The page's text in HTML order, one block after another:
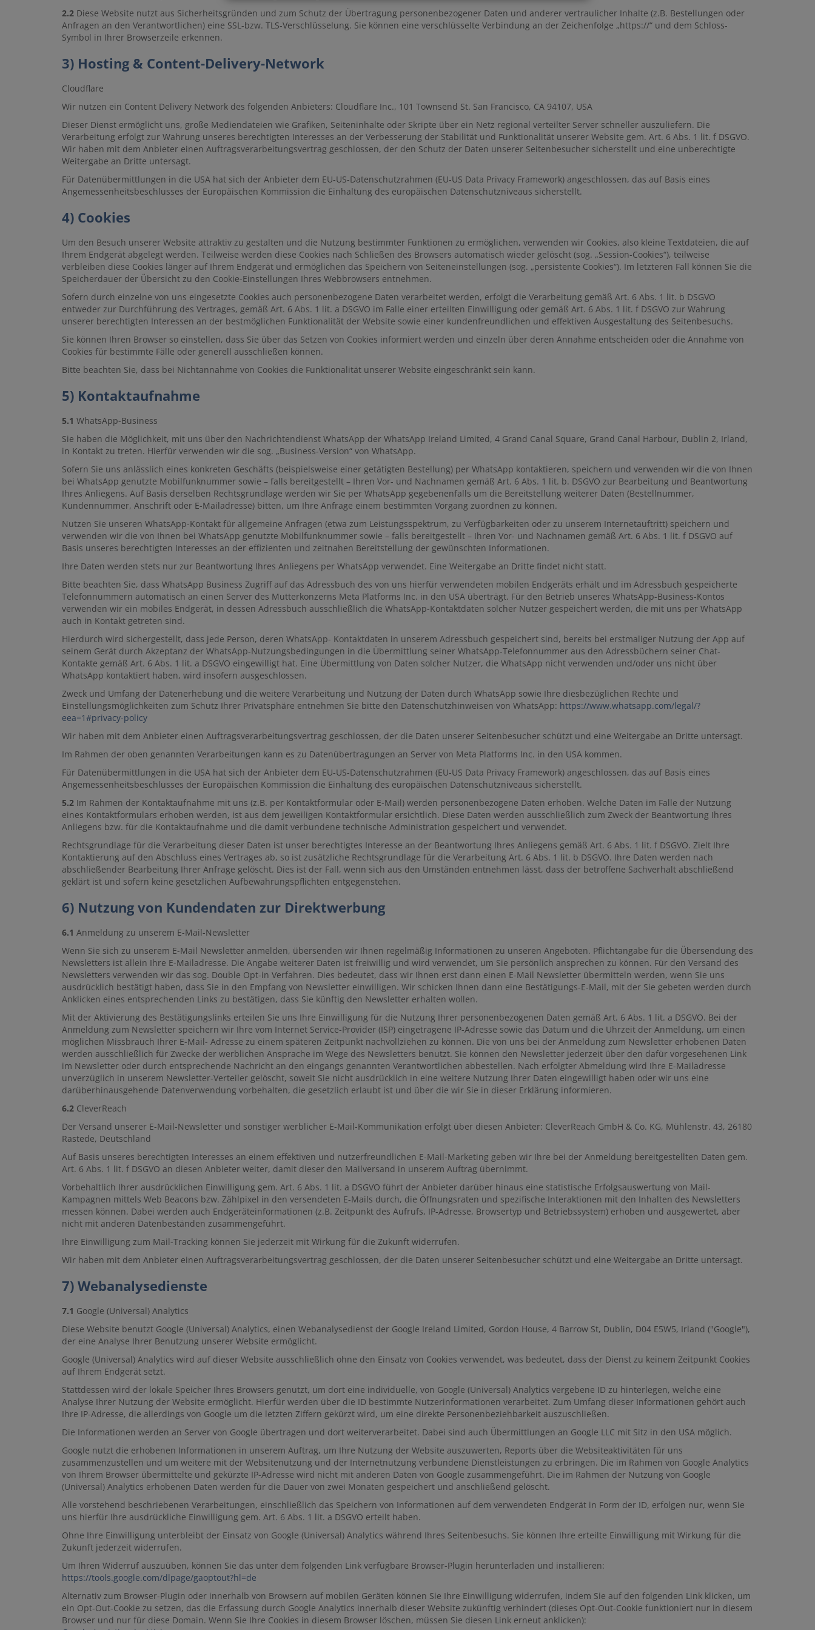
2.2 Diese Website nutzt aus Sicherheitsgründen und zum Schutz der Übertragung personenbezogener Daten und anderer vertraulicher Inhalte (z.B. Bestellungen oder
Anfragen an den Verantwortlichen) eine SSL-bzw. TLS-Verschlüsselung. Sie können eine verschlüsselte Verbindung an der Zeichenfolge „https://“ und dem Schloss-
Symbol in Ihrer Browserzeile erkennen.
3) Hosting & Content-Delivery-Network
Cloudflare
Wir nutzen ein Content Delivery Network des folgenden Anbieters: Cloudflare Inc., 101 Townsend St. San Francisco, CA 94107, USA
Dieser Dienst ermöglicht uns, große Mediendateien wie Grafiken, Seiteninhalte oder Skripte über ein Netz regional verteilter Server schneller auszuliefern. Die
Verarbeitung erfolgt zur Wahrung unseres berechtigten Interesses an der Verbesserung der Stabilität und Funktionalität unserer Website gem. Art. 6 Abs. 1 lit. f DSGVO.
Wir haben mit dem Anbieter einen Auftragsverarbeitungsvertrag geschlossen, der den Schutz der Daten unserer Seitenbesucher sicherstellt und eine unberechtigte
Weitergabe an Dritte untersagt.
Für Datenübermittlungen in die USA hat sich der Anbieter dem EU-US-Datenschutzrahmen (EU-US Data Privacy Framework) angeschlossen, das auf Basis eines
Angemessenheitsbeschlusses der Europäischen Kommission die Einhaltung des europäischen Datenschutzniveaus sicherstellt.
4) Cookies
Um den Besuch unserer Website attraktiv zu gestalten und die Nutzung bestimmter Funktionen zu ermöglichen, verwenden wir Cookies, also kleine Textdateien, die auf
Ihrem Endgerät abgelegt werden. Teilweise werden diese Cookies nach Schließen des Browsers automatisch wieder gelöscht (sog. „Session-Cookies“), teilweise
verbleiben diese Cookies länger auf Ihrem Endgerät und ermöglichen das Speichern von Seiteneinstellungen (sog. „persistente Cookies“). Im letzteren Fall können Sie die
Speicherdauer der Übersicht zu den Cookie-Einstellungen Ihres Webbrowsers entnehmen.
Sofern durch einzelne von uns eingesetzte Cookies auch personenbezogene Daten verarbeitet werden, erfolgt die Verarbeitung gemäß Art. 6 Abs. 1 lit. b DSGVO
entweder zur Durchführung des Vertrages, gemäß Art. 6 Abs. 1 lit. a DSGVO im Falle einer erteilten Einwilligung oder gemäß Art. 6 Abs. 1 lit. f DSGVO zur Wahrung
unserer berechtigten Interessen an der bestmöglichen Funktionalität der Website sowie einer kundenfreundlichen und effektiven Ausgestaltung des Seitenbesuchs.
Sie können Ihren Browser so einstellen, dass Sie über das Setzen von Cookies informiert werden und einzeln über deren Annahme entscheiden oder die Annahme von
Cookies für bestimmte Fälle oder generell ausschließen können.
Bitte beachten Sie, dass bei Nichtannahme von Cookies die Funktionalität unserer Website eingeschränkt sein kann.
5) Kontaktaufnahme
5.1 WhatsApp-Business
Sie haben die Möglichkeit, mit uns über den Nachrichtendienst WhatsApp der WhatsApp Ireland Limited, 4 Grand Canal Square, Grand Canal Harbour, Dublin 2, Irland,
in Kontakt zu treten. Hierfür verwenden wir die sog. „Business-Version“ von WhatsApp.
Sofern Sie uns anlässlich eines konkreten Geschäfts (beispielsweise einer getätigten Bestellung) per WhatsApp kontaktieren, speichern und verwenden wir die von Ihnen
bei WhatsApp genutzte Mobilfunknummer sowie – falls bereitgestellt – Ihren Vor- und Nachnamen gemäß Art. 6 Abs. 1 lit. b. DSGVO zur Bearbeitung und Beantwortung
Ihres Anliegens. Auf Basis derselben Rechtsgrundlage werden wir Sie per WhatsApp gegebenenfalls um die Bereitstellung weiterer Daten (Bestellnummer,
Kundennummer, Anschrift oder E-Mailadresse) bitten, um Ihre Anfrage einem bestimmten Vorgang zuordnen zu können.
Nutzen Sie unseren WhatsApp-Kontakt für allgemeine Anfragen (etwa zum Leistungsspektrum, zu Verfügbarkeiten oder zu unserem Internetauftritt) speichern und
verwenden wir die von Ihnen bei WhatsApp genutzte Mobilfunknummer sowie – falls bereitgestellt – Ihren Vor- und Nachnamen gemäß Art. 6 Abs. 1 lit. f DSGVO auf
Basis unseres berechtigten Interesses an der effizienten und zeitnahen Bereitstellung der gewünschten Informationen.
Ihre Daten werden stets nur zur Beantwortung Ihres Anliegens per WhatsApp verwendet. Eine Weitergabe an Dritte findet nicht statt.
Bitte beachten Sie, dass WhatsApp Business Zugriff auf das Adressbuch des von uns hierfür verwendeten mobilen Endgeräts erhält und im Adressbuch gespeicherte
Telefonnummern automatisch an einen Server des Mutterkonzerns Meta Platforms Inc. in den USA überträgt. Für den Betrieb unseres WhatsApp-Business-Kontos
verwenden wir ein mobiles Endgerät, in dessen Adressbuch ausschließlich die WhatsApp-Kontaktdaten solcher Nutzer gespeichert werden, die mit uns per WhatsApp
auch in Kontakt getreten sind.
Hierdurch wird sichergestellt, dass jede Person, deren WhatsApp- Kontaktdaten in unserem Adressbuch gespeichert sind, bereits bei erstmaliger Nutzung der App auf
seinem Gerät durch Akzeptanz der WhatsApp-Nutzungsbedingungen in die Übermittlung seiner WhatsApp-Telefonnummer aus den Adressbüchern seiner Chat-
Kontakte gemäß Art. 6 Abs. 1 lit. a DSGVO eingewilligt hat. Eine Übermittlung von Daten solcher Nutzer, die WhatsApp nicht verwenden und/oder uns nicht über
WhatsApp kontaktiert haben, wird insofern ausgeschlossen.
Zweck und Umfang der Datenerhebung und die weitere Verarbeitung und Nutzung der Daten durch WhatsApp sowie Ihre diesbezüglichen Rechte und
Einstellungsmöglichkeiten zum Schutz Ihrer Privatsphäre entnehmen Sie bitte den Datenschutzhinweisen von WhatsApp: https://www.whatsapp.com/legal/?
eea=1#privacy-policy
Wir haben mit dem Anbieter einen Auftragsverarbeitungsvertrag geschlossen, der die Daten unserer Seitenbesucher schützt und eine Weitergabe an Dritte untersagt.
Im Rahmen der oben genannten Verarbeitungen kann es zu Datenübertragungen an Server von Meta Platforms Inc. in den USA kommen.
Für Datenübermittlungen in die USA hat sich der Anbieter dem EU-US-Datenschutzrahmen (EU-US Data Privacy Framework) angeschlossen, das auf Basis eines
Angemessenheitsbeschlusses der Europäischen Kommission die Einhaltung des europäischen Datenschutzniveaus sicherstellt.
5.2 Im Rahmen der Kontaktaufnahme mit uns (z.B. per Kontaktformular oder E-Mail) werden personenbezogene Daten erhoben. Welche Daten im Falle der Nutzung
eines Kontaktformulars erhoben werden, ist aus dem jeweiligen Kontaktformular ersichtlich. Diese Daten werden ausschließlich zum Zweck der Beantwortung Ihres
Anliegens bzw. für die Kontaktaufnahme und die damit verbundene technische Administration gespeichert und verwendet.
Rechtsgrundlage für die Verarbeitung dieser Daten ist unser berechtigtes Interesse an der Beantwortung Ihres Anliegens gemäß Art. 6 Abs. 1 lit. f DSGVO. Zielt Ihre
Kontaktierung auf den Abschluss eines Vertrages ab, so ist zusätzliche Rechtsgrundlage für die Verarbeitung Art. 6 Abs. 1 lit. b DSGVO. Ihre Daten werden nach
abschließender Bearbeitung Ihrer Anfrage gelöscht. Dies ist der Fall, wenn sich aus den Umständen entnehmen lässt, dass der betroffene Sachverhalt abschließend
geklärt ist und sofern keine gesetzlichen Aufbewahrungspflichten entgegenstehen.
6) Nutzung von Kundendaten zur Direktwerbung
6.1 Anmeldung zu unserem E-Mail-Newsletter
Wenn Sie sich zu unserem E-Mail Newsletter anmelden, übersenden wir Ihnen regelmäßig Informationen zu unseren Angeboten. Pflichtangabe für die Übersendung des
Newsletters ist allein Ihre E-Mailadresse. Die Angabe weiterer Daten ist freiwillig und wird verwendet, um Sie persönlich ansprechen zu können. Für den Versand des
Newsletters verwenden wir das sog. Double Opt-in Verfahren. Dies bedeutet, dass wir Ihnen erst dann einen E-Mail Newsletter übermitteln werden, wenn Sie uns
ausdrücklich bestätigt haben, dass Sie in den Empfang von Newsletter einwilligen. Wir schicken Ihnen dann eine Bestätigungs-E-Mail, mit der Sie gebeten werden durch
Anklicken eines entsprechenden Links zu bestätigen, dass Sie künftig den Newsletter erhalten wollen.
Mit der Aktivierung des Bestätigungslinks erteilen Sie uns Ihre Einwilligung für die Nutzung Ihrer personenbezogenen Daten gemäß Art. 6 Abs. 1 lit. a DSGVO. Bei der
Anmeldung zum Newsletter speichern wir Ihre vom Internet Service-Provider (ISP) eingetragene IP-Adresse sowie das Datum und die Uhrzeit der Anmeldung, um einen
möglichen Missbrauch Ihrer E-Mail- Adresse zu einem späteren Zeitpunkt nachvollziehen zu können. Die von uns bei der Anmeldung zum Newsletter erhobenen Daten
werden ausschließlich für Zwecke der werblichen Ansprache im Wege des Newsletters benutzt. Sie können den Newsletter jederzeit über den dafür vorgesehenen Link
im Newsletter oder durch entsprechende Nachricht an den eingangs genannten Verantwortlichen abbestellen. Nach erfolgter Abmeldung wird Ihre E-Mailadresse
unverzüglich in unserem Newsletter-Verteiler gelöscht, soweit Sie nicht ausdrücklich in eine weitere Nutzung Ihrer Daten eingewilligt haben oder wir uns eine
darüberhinausgehende Datenverwendung vorbehalten, die gesetzlich erlaubt ist und über die wir Sie in dieser Erklärung informieren.
6.2 CleverReach
Der Versand unserer E-Mail-Newsletter und sonstiger werblicher E-Mail-Kommunikation erfolgt über diesen Anbieter: CleverReach GmbH & Co. KG, Mühlenstr. 43, 26180
Rastede, Deutschland
Auf Basis unseres berechtigten Interesses an einem effektiven und nutzerfreundlichen E-Mail-Marketing geben wir Ihre bei der Anmeldung bereitgestellten Daten gem.
Art. 6 Abs. 1 lit. f DSGVO an diesen Anbieter weiter, damit dieser den Mailversand in unserem Auftrag übernimmt.
Vorbehaltlich Ihrer ausdrücklichen Einwilligung gem. Art. 6 Abs. 1 lit. a DSGVO führt der Anbieter darüber hinaus eine statistische Erfolgsauswertung von Mail-
Kampagnen mittels Web Beacons bzw. Zählpixel in den versendeten E-Mails durch, die Öffnungsraten und spezifische Interaktionen mit den Inhalten des Newsletters
messen können. Dabei werden auch Endgeräteinformationen (z.B. Zeitpunkt des Aufrufs, IP-Adresse, Browsertyp und Betriebssystem) erhoben und ausgewertet, aber
nicht mit anderen Datenbeständen zusammengeführt.
Ihre Einwilligung zum Mail-Tracking können Sie jederzeit mit Wirkung für die Zukunft widerrufen.
Wir haben mit dem Anbieter einen Auftragsverarbeitungsvertrag geschlossen, der die Daten unserer Seitenbesucher schützt und eine Weitergabe an Dritte untersagt.
7) Webanalysedienste
7.1 Google (Universal) Analytics
Diese Website benutzt Google (Universal) Analytics, einen Webanalysedienst der Google Ireland Limited, Gordon House, 4 Barrow St, Dublin, D04 E5W5, Irland ("Google"),
der eine Analyse Ihrer Benutzung unserer Website ermöglicht.
Google (Universal) Analytics wird auf dieser Website ausschließlich ohne den Einsatz von Cookies verwendet, was bedeutet, dass der Dienst zu keinem Zeitpunkt Cookies
auf Ihrem Endgerät setzt.
Stattdessen wird der lokale Speicher Ihres Browsers genutzt, um dort eine individuelle, von Google (Universal) Analytics vergebene ID zu hinterlegen, welche eine
Analyse Ihrer Nutzung der Website ermöglicht. Hierfür werden über die ID bestimmte Nutzerinformationen verarbeitet. Zum Umfang dieser Informationen gehört auch
Ihre IP-Adresse, die allerdings von Google um die letzten Ziffern gekürzt wird, um eine direkte Personenbeziehbarkeit auszuschließen.
Die Informationen werden an Server von Google übertragen und dort weiterverarbeitet. Dabei sind auch Übermittlungen an Google LLC mit Sitz in den USA möglich.
Google nutzt die erhobenen Informationen in unserem Auftrag, um Ihre Nutzung der Website auszuwerten, Reports über die Websiteaktivitäten für uns
zusammenzustellen und um weitere mit der Websitenutzung und der Internetnutzung verbundene Dienstleistungen zu erbringen. Die im Rahmen von Google Analytics
von Ihrem Browser übermittelte und gekürzte IP-Adresse wird nicht mit anderen Daten von Google zusammengeführt. Die im Rahmen der Nutzung von Google
(Universal) Analytics erhobenen Daten werden für die Dauer von zwei Monaten gespeichert und anschließend gelöscht.
Alle vorstehend beschriebenen Verarbeitungen, einschließlich das Speichern von Informationen auf dem verwendeten Endgerät in Form der ID, erfolgen nur, wenn Sie
uns hierfür Ihre ausdrückliche Einwilligung gem. Art. 6 Abs. 1 lit. a DSGVO erteilt haben.
Ohne Ihre Einwilligung unterbleibt der Einsatz von Google (Universal) Analytics während Ihres Seitenbesuchs. Sie können Ihre erteilte Einwilligung mit Wirkung für die
Zukunft jederzeit widerrufen.
Um Ihren Widerruf auszuüben, können Sie das unter dem folgenden Link verfügbare Browser-Plugin herunterladen und installieren:
https://tools.google.com/dlpage/gaoptout?hl=de
Alternativ zum Browser-Plugin oder innerhalb von Browsern auf mobilen Geräten können Sie Ihre Einwilligung widerrufen, indem Sie auf den folgenden Link klicken, um
ein Opt-Out-Cookie zu setzen, das die Erfassung durch Google Analytics innerhalb dieser Website zukünftig verhindert (dieses Opt-Out-Cookie funktioniert nur in diesem
Browser und nur für diese Domain. Wenn Sie Ihre Cookies in diesem Browser löschen, müssen Sie diesen Link erneut anklicken):